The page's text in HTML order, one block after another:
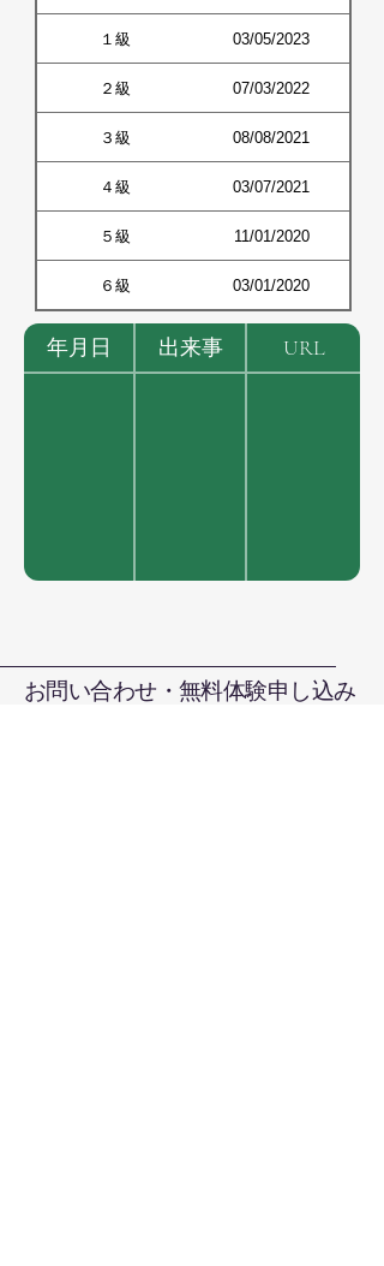
１級 03/05/2023
２級 07/03/2022
３級 08/08/2021
４級 03/07/2021
５級 11/01/2020
６級 03/01/2020
年月日 出来事 URL
お問い合わせ・無料体験申し込み